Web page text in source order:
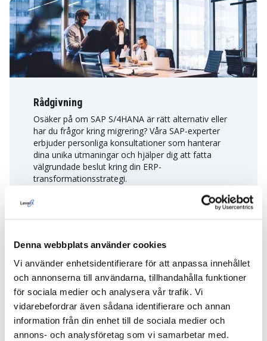
Denna webbplats använder cookies
Vi använder enhetsidentifierare för att anpassa innehållet
och annonserna till användarna, tillhandahålla funktioner
för sociala medier och analysera vår trafik. Vi
vidarebefordrar även sådana identifierare och annan
information från din enhet till de sociala medier och
annons- och analysföretag som vi samarbetar med.
Rådgivning
Osäker på om SAP S/4HANA är rätt alternativ eller
har du frågor kring migrering? Våra SAP-experter
erbjuder personliga konsultationer som hanterar
dina unika utmaningar och hjälper dig att fatta
välgrundade beslut kring din ERP-
transformationsstrategi.